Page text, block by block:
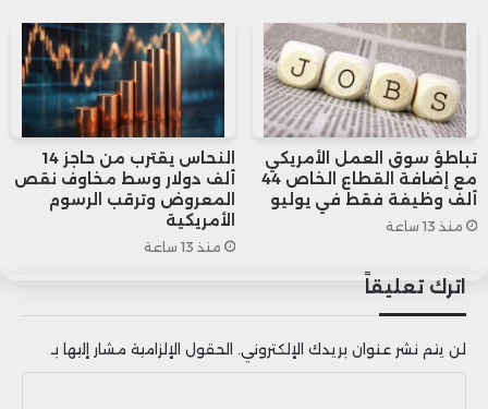
تشكيل رؤيتهم لمستقبل السوق والسياسة
النقدية على المدى القريب.
تباطؤ سوق العمل الأمريكي
مع إضافة القطاع الخاص 44
ألف وظيفة فقط في يوليو
منذ 13 ساعة
النحاس يقترب من حاجز 14
ألف دولار وسط مخاوف نقص
المعروض وترقب الرسوم
الأمريكية
منذ 13 ساعة
اترك تعليقاً
لن يتم نشر عنوان بريدك الإلكتروني. الحقول الإلزامية مشار إليها بـ